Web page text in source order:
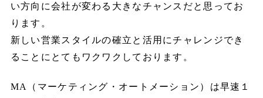
い方向に会社が変わる大きなチャンスだと思ってお
ります。
新しい営業スタイルの確立と活用にチャレンジでき
ることにとてもワクワクしております。
MA（マーケティング・オートメーション）は早速１